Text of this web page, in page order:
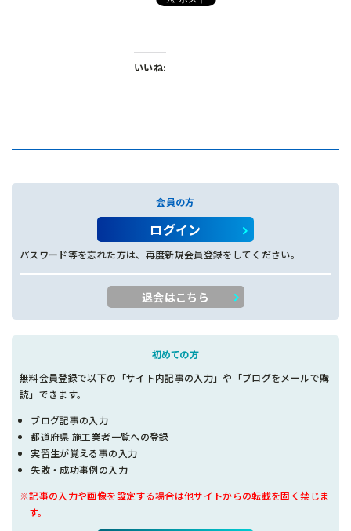
いいね:
会員の方
ログイン
パスワード等を忘れた方は、再度新規会員登録をしてください。
退会はこちら
初めての方
無料会員登録で以下の「サイト内記事の入力」や「ブログをメールで購
読」できます。
ブログ記事の入力
都道府県 施工業者一覧への登録
実習生が覚える事の入力
失敗・成功事例の入力
※記事の入力や画像を設定する場合は他サイトからの転載を固く禁じま
す。